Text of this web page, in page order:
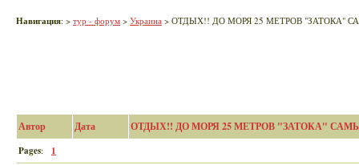
Навигация: > тур - форум > Украина > ОТДЫХ!! ДО МОРЯ 25 МЕТРОВ "ЗАТОКА"
Автор Дата ОТДЫХ!! ДО МОРЯ 25 МЕТРОВ "ЗАТОКА"
Pages: 1